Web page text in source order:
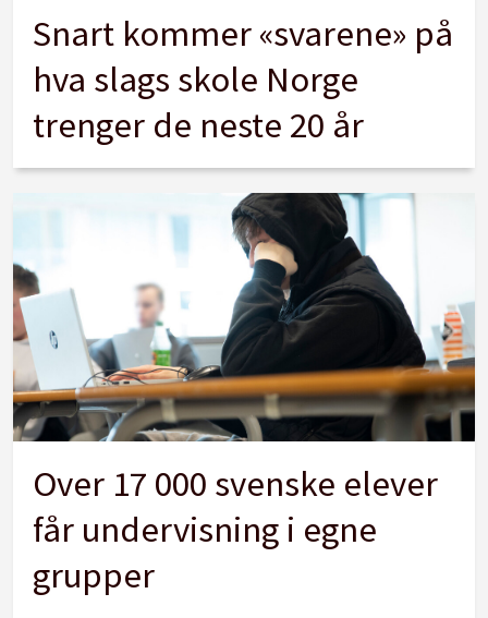
Snart kommer «svarene» på
hva slags skole Norge
trenger de neste 20 år
Over 17 000 svenske elever
får undervisning i egne
grupper